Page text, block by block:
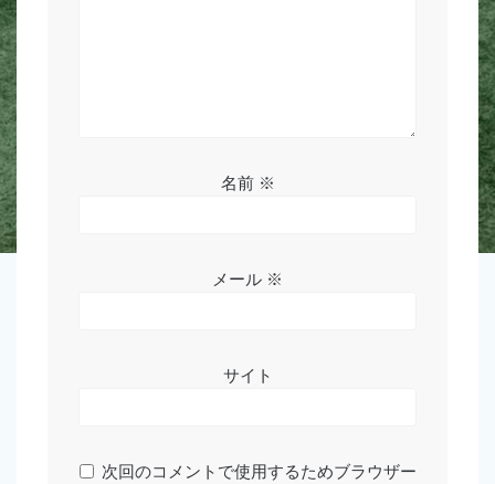
名前 ※
メール ※
サイト
次回のコメントで使用するためブラウザー